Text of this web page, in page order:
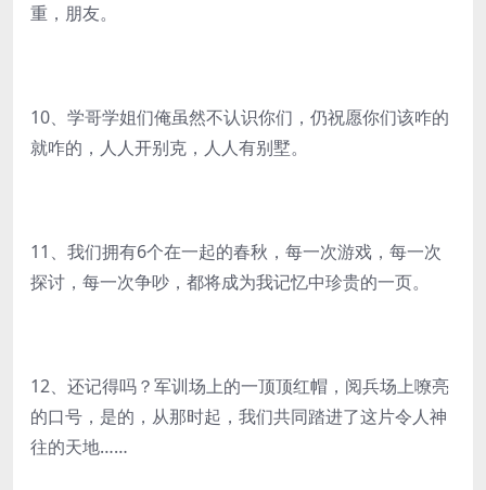
重，朋友。
10、学哥学姐们俺虽然不认识你们，仍祝愿你们该咋的
就咋的，人人开别克，人人有别墅。
11、我们拥有6个在一起的春秋，每一次游戏，每一次
探讨，每一次争吵，都将成为我记忆中珍贵的一页。
12、还记得吗？军训场上的一顶顶红帽，阅兵场上嘹亮
的口号，是的，从那时起，我们共同踏进了这片令人神
往的天地……